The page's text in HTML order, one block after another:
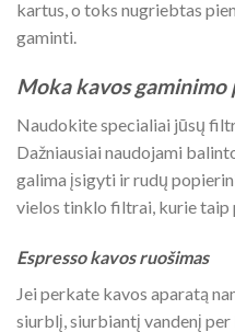
kartus, o toks nugriebtas
gaminti.
Moka kavos gaminimo
Naudokite specialiai jūsų
Dažniausiai naudojami
galima įsigyti ir rudų
vielos tinklo filtrai, kurie taip
Espresso kavos ruošimas
Jei perkate kavos aparatą
siurblį, siurbiantį vandenį